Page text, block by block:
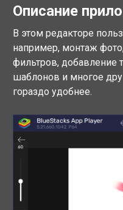
Описание
В этом редакторе
например, монтаж
фильтров, добавление
шаблонов и многое
гораздо удобнее.